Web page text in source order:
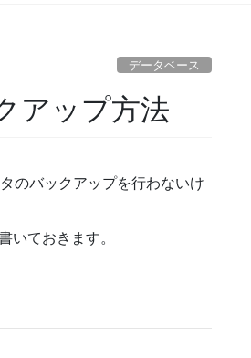
データベース
アップ方法
のバックアップを行わないけ
いておきます。